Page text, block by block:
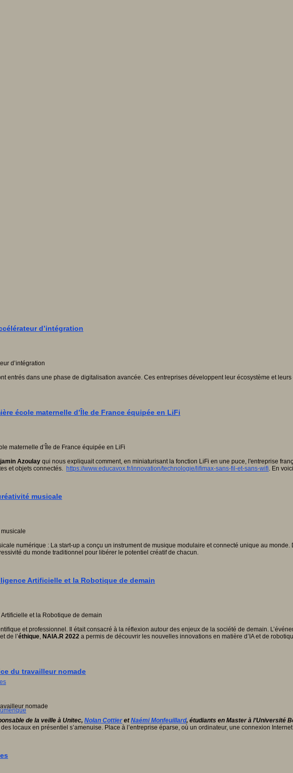
d’intégration
entrés dans une phase de digitalisation avancée. Ces entreprises développent leur écosystème et
école maternelle d’Île de France équipée en LiFi
Azoulay qui nous expliquait comment, en miniaturisant la fonction LiFi en une puce, l'entreprise
et objets connectés. https://www.educavox.fr/innovation/technologie/lifimax-sans-fil-et-sans-wifi. En
musicale
numérique : La start-up a conçu un instrument de musique modulaire et connecté unique au
du monde traditionnel pour libérer le potentiel créatif de chacun.
Artificielle et la Robotique de demain
et professionnel. Il était consacré à la réflexion autour des enjeux de la société de demain.
et de l’éthique, NAIA.R 2022 a permis de découvrir les nouvelles innovations en matière d’IA et de
du travailleur nomade
de la veille à Unitec, Nolan Cottier etNaémi Monfeuillard, étudiants en Master à l’Université
locaux en présentiel s’amenuise. Place à l’entreprise éparse, où un ordinateur, une connexion